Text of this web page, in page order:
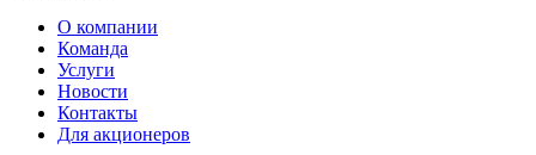
О компании
Команда
Услуги
Новости
Контакты
Для акционеров